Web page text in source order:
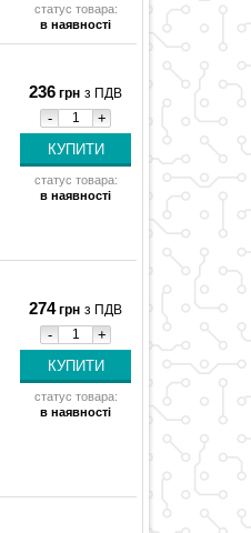
статус товара:
в наявності
236 грн з ПДВ
- +
статус товара:
в наявності
274грн з ПДВ
- +
статус товара:
в наявності